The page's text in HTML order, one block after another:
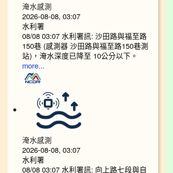
淹水感測
2026-08-08, 03:07
水利署
08/08 03:07 水利署訊: 沙田路與福至路
150巷 (感測器 沙田路與福至路150巷測
站)，淹水深度已降至 10公分以下。​​
more...
淹水感測
2026-08-08, 03:07
水利署
08/08 03:07 水利署訊: 向上路七段與自